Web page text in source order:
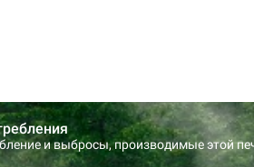
и выбросы, производимые этой